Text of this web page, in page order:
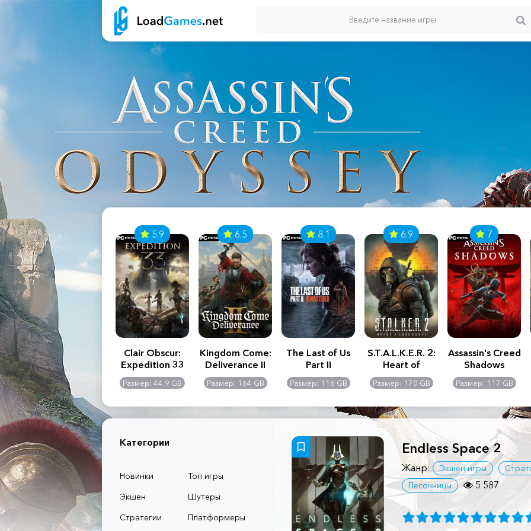
2:
-
GB
Assassin's Creed
Shadows
Размер: 117 GB
5.9
Clair Obscur:
Expedition 33
Размер: 44.9 GB
6.5
Kingdom Come:
Deliverance II
Размер: 164 GB
8.1
The Last of Us
Part II
Remastered
Размер: 116 GB
6.9
S.T.A.L.K.E.R. 2:
Heart of
Chernobyl -
Ultimate Edition
Размер: 170 GB
7
Assassin's Creed
Shadows
Размер: 117 GB
Категории
Новинки
Топ игры
Экшен
Шутеры
Стратегии
Платформеры
Endless Space 2
Жанр: Экшен игры
Песочницы
5 587